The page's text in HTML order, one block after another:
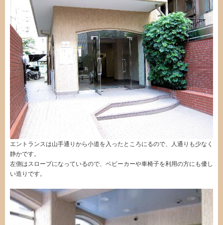
エントランスは山手通りから小道を入ったところにるので、人通りも少なく
静かです。
左側はスロープになっているので、ベビーカーや車椅子を利用の方にも優し
い造りです。